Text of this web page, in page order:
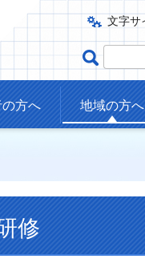
文字サ
方へ 地域の方へ
修